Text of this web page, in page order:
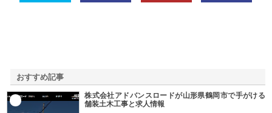
おすすめ記事
株式会社アドバンスロードが山形県鶴岡市で手がける
舗装土木工事と求人情報